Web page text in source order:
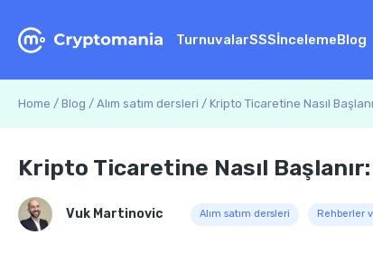
TurnuvalarSSSİncelemeBlog
Home / Blog / Alım satım dersleri / Kripto Ticaretine Nasıl
Kripto Ticaretine Nasıl
Vuk Martinovic Alım satım dersleri Rehberler